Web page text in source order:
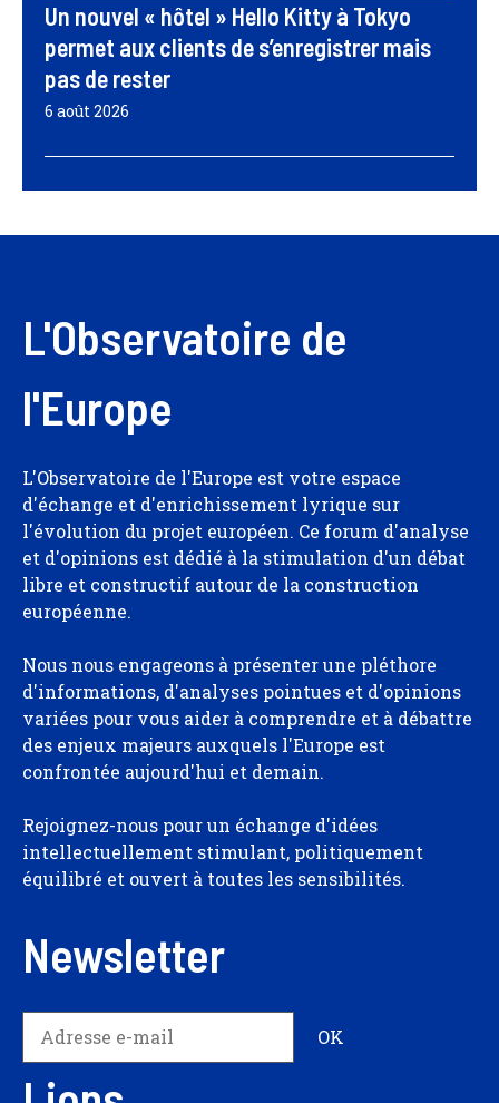
Un nouvel « hôtel » Hello Kitty à Tokyo
permet aux clients de s’enregistrer mais
pas de rester
6 août 2026
L'Observatoire de
l'Europe
L'Observatoire de l'Europe est votre espace
d'échange et d'enrichissement lyrique sur
l'évolution du projet européen. Ce forum d'analyse
et d'opinions est dédié à la stimulation d'un débat
libre et constructif autour de la construction
européenne.
Nous nous engageons à présenter une pléthore
d'informations, d'analyses pointues et d'opinions
variées pour vous aider à comprendre et à débattre
des enjeux majeurs auxquels l'Europe est
confrontée aujourd'hui et demain.
Rejoignez-nous pour un échange d'idées
intellectuellement stimulant, politiquement
équilibré et ouvert à toutes les sensibilités.
Newsletter